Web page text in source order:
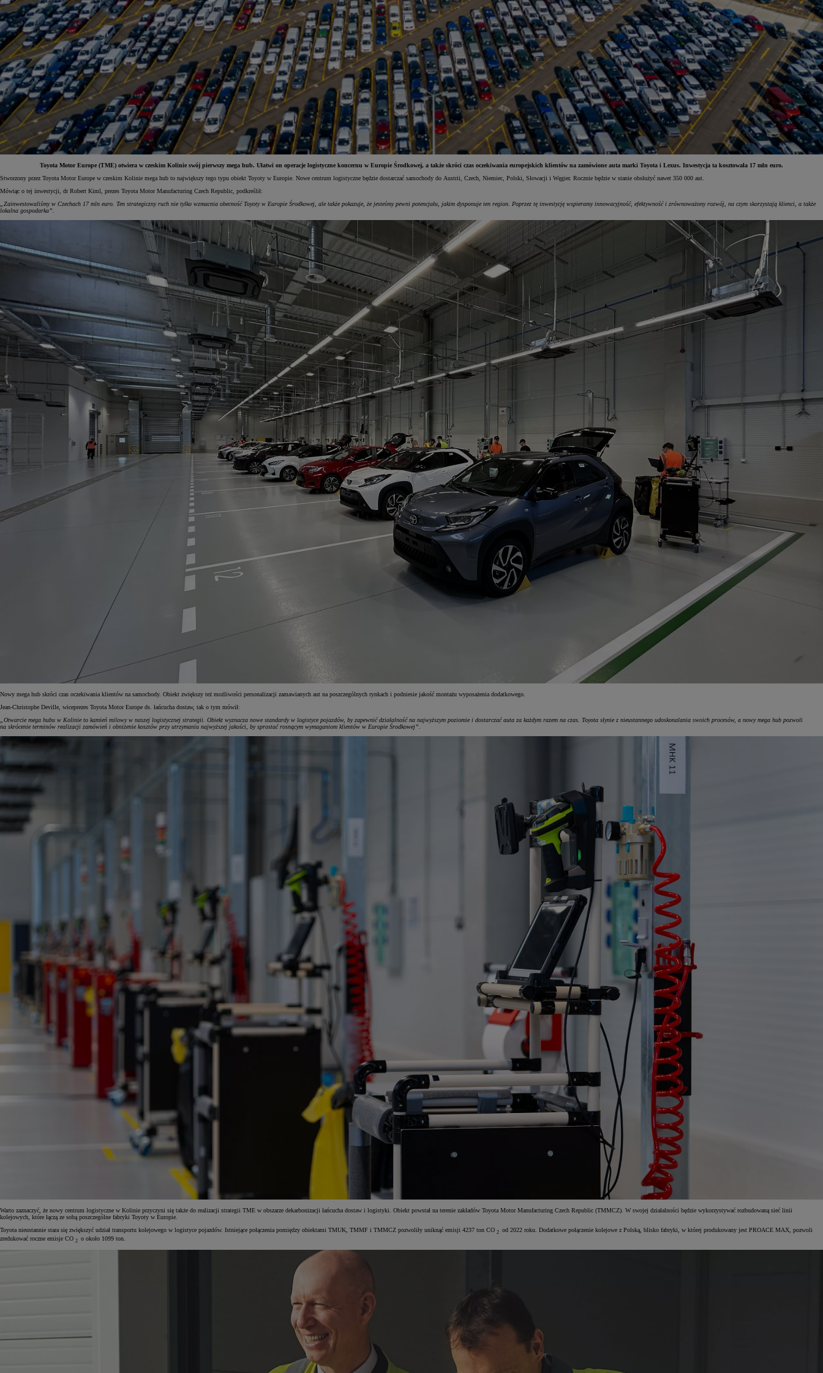
Od81 900 zł
Yaris Cross
HYBRID
Toyota Motor Europe (TME) otwiera w czeskim Kolinie swój pierwszy mega hub. Ułatwi on operacje logistyczne koncernu w Europie Środkowej, a także skróci czas oczekiwania europejskich klientów na zamówione auta marki Toyota i Lexus. Inwestycja ta kosztowała 17 mln euro.
Stworzony przez Toyota Motor Europe w czeskim Kolinie mega hub to największy tego typu obiekt Toyoty w Europie. Nowe centrum logistyczne będzie dostarczać samochody do Austrii, Czech, Niemiec, Polski, Słowacji i Węgier. Rocznie będzie w stanie obsłużyć nawet 350 000 aut.
Mówiąc o tej inwestycji, dr Robert Kiml, prezes Toyota Motor Manufacturing Czech Republic, podkreślił:
„Zainwestowaliśmy w Czechach 17 mln euro. Ten strategiczny ruch nie tylko wzmacnia obecność Toyoty w Europie Środkowej, ale także pokazuje, że jesteśmy pewni potencjału, jakim dysponuje ten region. Poprzez tę inwestycję wspieramy innowacyjność, efektywność i zrównoważony rozwój, na czym skorzystają klienci, a także
lokalna gospodarka”.
Nowy mega hub skróci czas oczekiwania klientów na samochody. Obiekt zwiększy też możliwości personalizacji zamawianych aut na poszczególnych rynkach i podniesie jakość montażu wyposażenia dodatkowego.
Jean-Christophe Deville, wiceprezes Toyota Motor Europe ds. łańcucha dostaw, tak o tym mówił:
„Otwarcie mega hubu w Kolinie to kamień milowy w naszej logistycznej strategii. Obiekt wyznacza nowe standardy w logistyce pojazdów, by zapewnić działalność na najwyższym poziomie i dostarczać auta za każdym razem na czas. Toyota słynie z nieustannego udoskonalania swoich procesów, a nowy mega hub pozwoli
na skrócenie terminów realizacji zamówień i obniżenie kosztów przy utrzymaniu najwyższej jakości, by sprostać rosnącym wymaganiom klientów w Europie Środkowej”.
Warto zaznaczyć, że nowy centrum logistyczne w Kolinie przyczyni się także do realizacji strategii TME w obszarze dekarbonizacji łańcucha dostaw i logistyki. Obiekt powstał na terenie zakładów Toyota Motor Manufacturing Czech Republic (TMMCZ). W swojej działalności będzie wykorzystywać rozbudowaną sieć linii
kolejowych, które łączą ze sobą poszczególne fabryki Toyoty w Europie.
Toyota nieustannie stara się zwiększyć udział transportu kolejowego w logistyce pojazdów. Istniejące połączenia pomiędzy obiektami TMUK, TMMF i TMMCZ pozwoliły uniknąć emisji 4237 ton CO 2 od 2022 roku. Dodatkowe połączenie kolejowe z Polską, blisko fabryki, w której produkowany jest PROACE MAX, pozwoli
zredukować roczne emisje CO 2 o około 1099 ton.